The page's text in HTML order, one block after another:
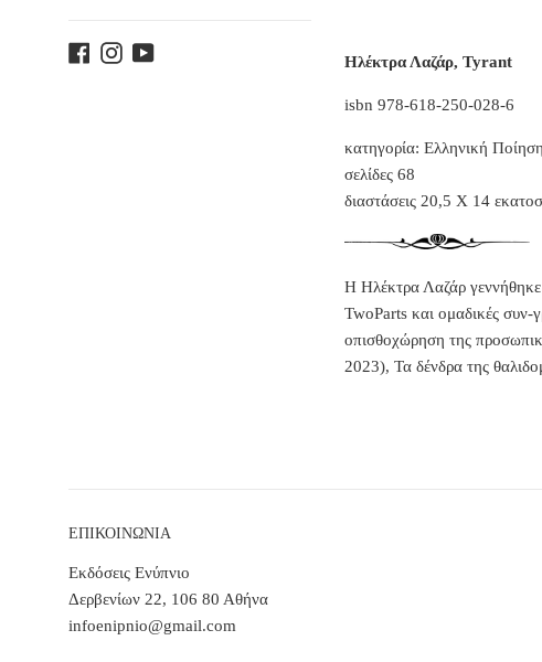
Facebook
InstagramYouTube
Ηλέκτρα Λαζάρ, Tyrant
isbn 978-618-250-028-6
κατηγορία: Ελληνική Ποίηση
σελίδες 68
διαστάσεις 20,5 Χ 14
Η Ηλέκτρα Λαζάρ γεννήθηκε
TwoParts και ομαδικές συν-
οπισθοχώρηση της
2023), Τα δένδρα της
ΕΠΙΚΟΙΝΩΝΙΑ
Εκδόσεις Ενύπνιο
Δερβενίων 22, 106 80 Αθήνα
infoenipnio@gmail.com